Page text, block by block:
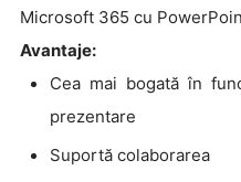
Microsoft 365 cu
Avantaje:
Cea mai bogată în
prezentare
Suportă colaborarea